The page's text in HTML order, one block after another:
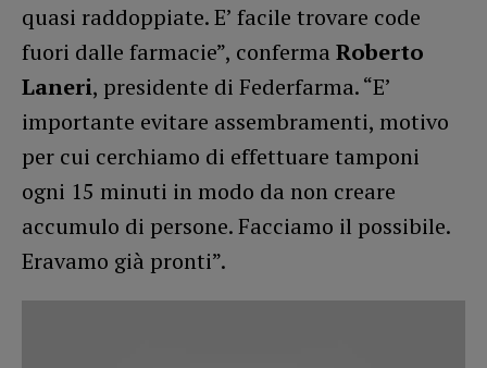
quasi raddoppiate. E’ facile trovare code
fuori dalle farmacie”, conferma Roberto
Laneri, presidente di Federfarma. “E’
importante evitare assembramenti, motivo
per cui cerchiamo di effettuare tamponi
ogni 15 minuti in modo da non creare
accumulo di persone. Facciamo il possibile.
Eravamo già pronti”.